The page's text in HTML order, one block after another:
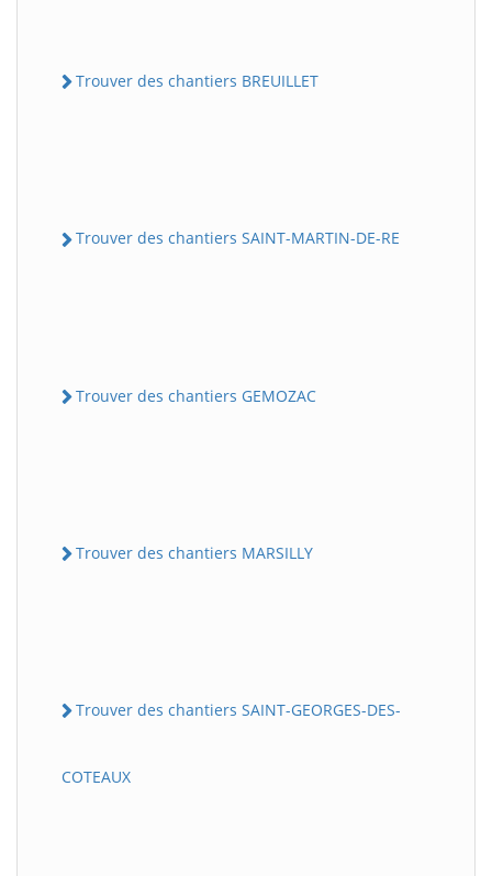
Trouver des chantiers BREUILLET
Trouver des chantiers SAINT-MARTIN-DE-RE
Trouver des chantiers GEMOZAC
Trouver des chantiers MARSILLY
Trouver des chantiers SAINT-GEORGES-DES-
COTEAUX